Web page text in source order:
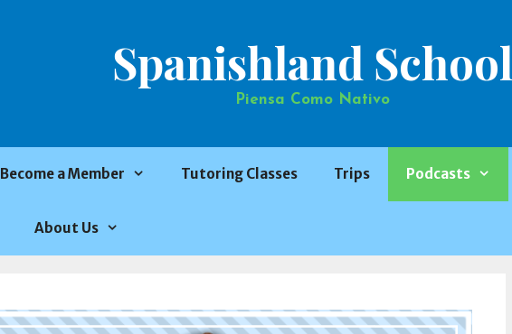
Spanishland School
Piensa Como Nativo
Become a Member Tutoring Classes Trips Podcasts
About Us